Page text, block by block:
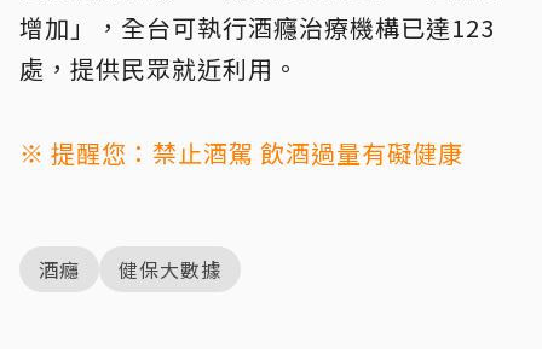
增加」，全台可執行酒癮治療機構已達123
處，提供民眾就近利用。
※ 提醒您：禁止酒駕 飲酒過量有礙健康
酒癮 健保大數據